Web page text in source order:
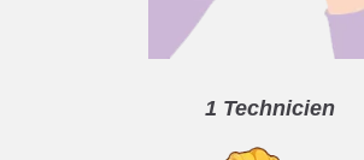
1 Technicien